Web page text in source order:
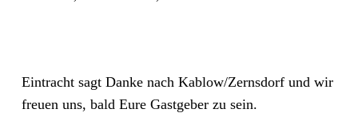
Eintracht sagt Danke nach Kablow/Zernsdorf und wir
freuen uns, bald Eure Gastgeber zu sein.